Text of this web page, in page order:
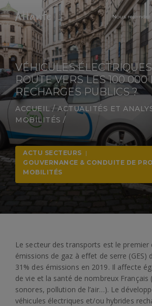
Nous rejoindre
VÉHICULES
ROUTE VERS LES 100 000
RECHARGES PUBLICS ?
ACCUEIL/ACTUALITÉS ET
MOBILITÉS /
ACTU SECTEURS |
GOUVERNANCE & CONDUITE DE
MOBILITÉS
Le secteur des transports est le
émissions de gaz à effet de serre (GES)
31% des émissions en 2019. Il affecte
de vie et la santé de nombreux Français
sonores, pollution de l’air…). Le
véhicules électriques et/ou hybrides